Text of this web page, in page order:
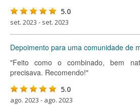
5.0
set. 2023 - set. 2023
Depoimento para uma comunidade de
"Feito como o combinado, bem
precisava. Recomendo!"
5.0
ago. 2023 - ago. 2023